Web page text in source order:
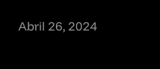
Abril 26, 2024